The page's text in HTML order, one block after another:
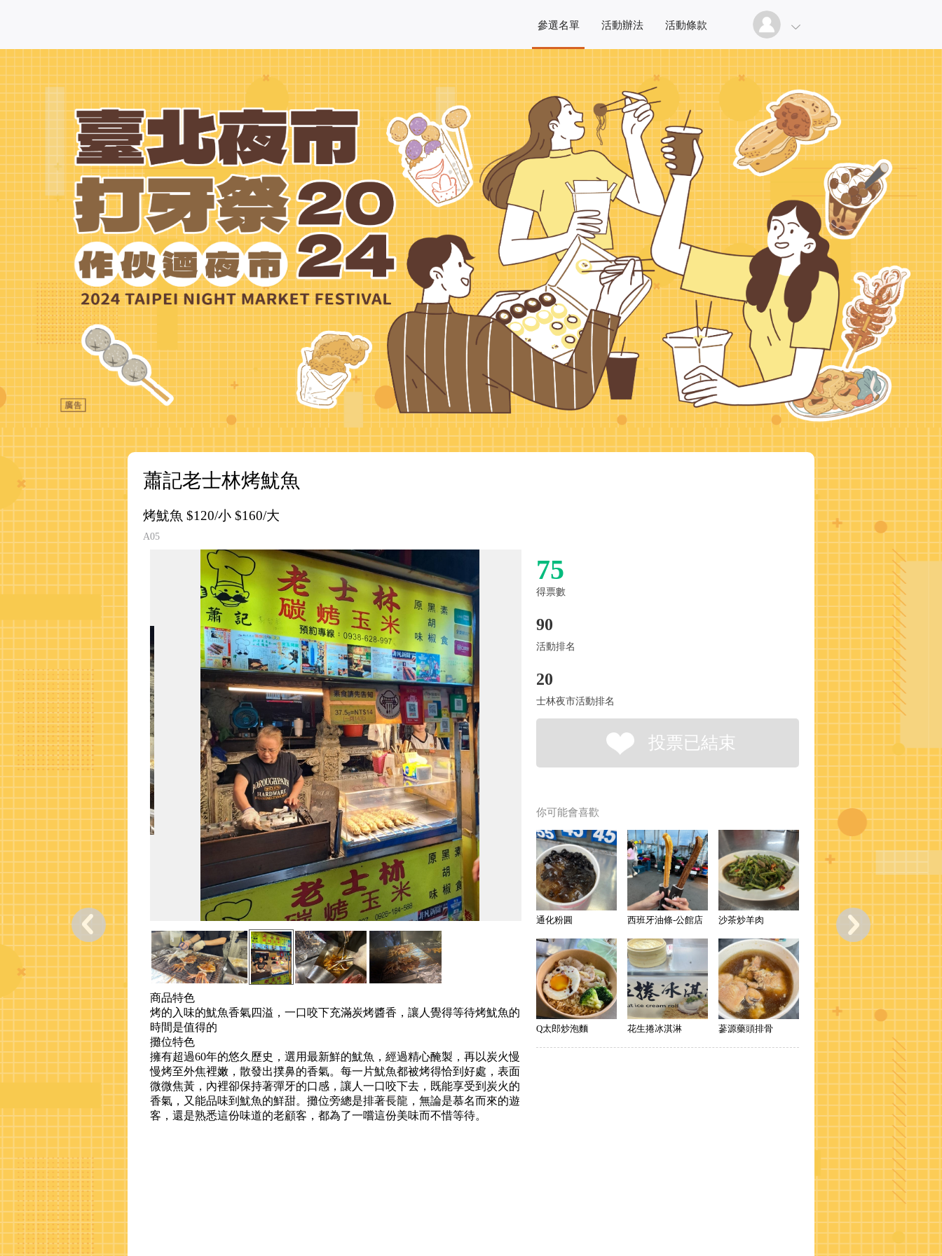
參選名單 活動辦法 活動條款
蕭記老士林烤魷魚
烤魷魚 $120/小 $160/大
A05
商品特色
烤的入味的魷魚香氣四溢，一口咬下充滿炭烤醬香，讓人覺得等待烤魷魚的
時間是值得的
攤位特色
擁有超過60年的悠久歷史，選用最新鮮的魷魚，經過精心醃製，再以炭火慢
慢烤至外焦裡嫩，散發出撲鼻的香氣。每一片魷魚都被烤得恰到好處，表面
微微焦黃，內裡卻保持著彈牙的口感，讓人一口咬下去，既能享受到炭火的
香氣，又能品味到魷魚的鮮甜。攤位旁總是排著長龍，無論是慕名而來的遊
客，還是熟悉這份味道的老顧客，都為了一嚐這份美味而不惜等待。
75
得票數
90
活動排名
20
士林夜市活動排名
投票已結束
你可能會喜歡
通化粉圓 西班牙油條-公館店 沙茶炒羊肉
Q太郎炒泡麵 花生捲冰淇淋 蔘源藥頭排骨